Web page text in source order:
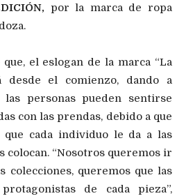
por la marca de ropa
el eslogan de la marca “La
desde el comienzo, dando a
personas pueden sentirse
con las prendas, debido a que
que cada individuo le da a las
colocan. “Nosotros queremos ir
colecciones, queremos que las
de cada pieza”,